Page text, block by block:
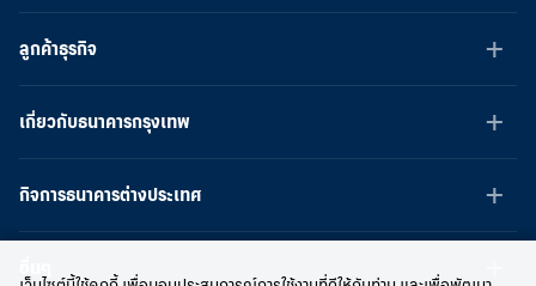
ลูกค้าธุรกิจ
เกี่ยวกับธนาคารกรุงเทพ
กิจการธนาคารต่างประเทศ